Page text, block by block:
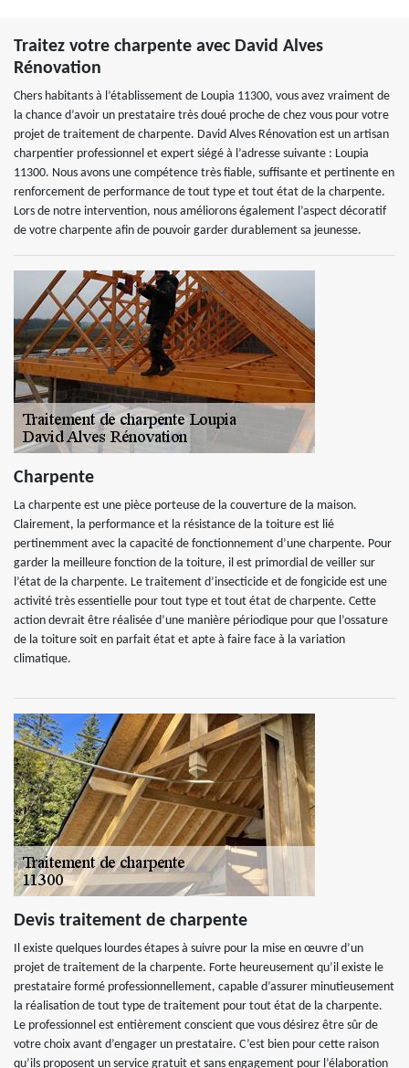
Traitez votre charpente avec David Alves
Rénovation
Chers habitants à l’établissement de Loupia 11300, vous avez vraiment de
la chance d’avoir un prestataire très doué proche de chez vous pour votre
projet de traitement de charpente. David Alves Rénovation est un artisan
charpentier professionnel et expert siégé à l’adresse suivante : Loupia
11300. Nous avons une compétence très fiable, suffisante et pertinente en
renforcement de performance de tout type et tout état de la charpente.
Lors de notre intervention, nous améliorons également l’aspect décoratif
de votre charpente afin de pouvoir garder durablement sa jeunesse.
Charpente
La charpente est une pièce porteuse de la couverture de la maison.
Clairement, la performance et la résistance de la toiture est lié
pertinemment avec la capacité de fonctionnement d’une charpente. Pour
garder la meilleure fonction de la toiture, il est primordial de veiller sur
l’état de la charpente. Le traitement d’insecticide et de fongicide est une
activité très essentielle pour tout type et tout état de charpente. Cette
action devrait être réalisée d’une manière périodique pour que l’ossature
de la toiture soit en parfait état et apte à faire face à la variation
climatique.
Devis traitement de charpente
Il existe quelques lourdes étapes à suivre pour la mise en œuvre d’un
projet de traitement de la charpente. Forte heureusement qu’il existe le
prestataire formé professionnellement, capable d’assurer minutieusement
la réalisation de tout type de traitement pour tout état de la charpente.
Le professionnel est entièrement conscient que vous désirez être sûr de
votre choix avant d’engager un prestataire. C’est bien pour cette raison
qu’ils proposent un service gratuit et sans engagement pour l’élaboration